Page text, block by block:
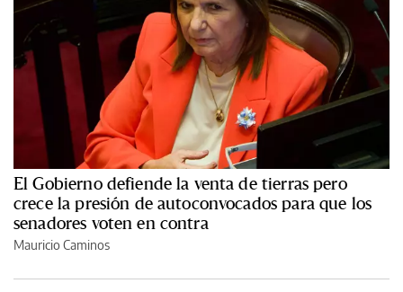
El Gobierno defiende la venta de tierras pero
crece la presión de autoconvocados para que los
senadores voten en contra
Mauricio Caminos